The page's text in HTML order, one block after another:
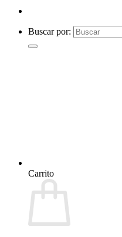
Buscar por:
Carrito